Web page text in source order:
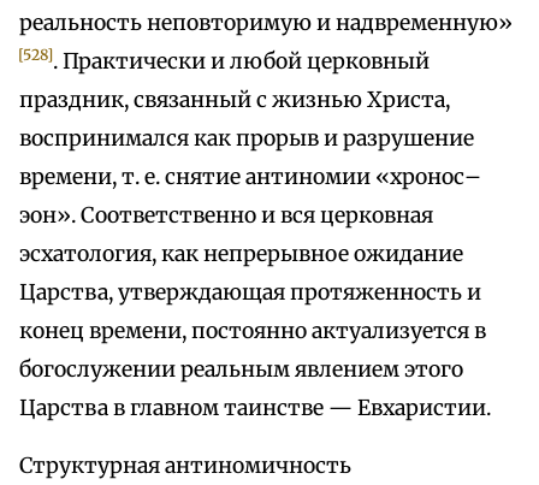
реальность неповторимую и надвременную»
[528]. Практически и любой церковный
праздник, связанный с жизнью Христа,
воспринимался как прорыв и разрушение
времени, т. е. снятие антиномии «хронос–
эон». Соответственно и вся церковная
эсхатология, как непрерывное ожидание
Царства, утверждающая протяженность и
конец времени, постоянно актуализуется в
богослужении реальным явлением этого
Царства в главном таинстве — Евхаристии.
Структурная антиномичность